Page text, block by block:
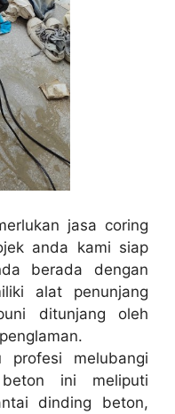
jasa coring
anda kami siap
berada dengan
alat penunjang
ditunjang oleh
melubangi
ini meliputi
dinding beton,